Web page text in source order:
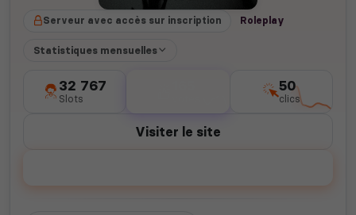
Serveur avec accès sur inscription Roleplay
Statistiques mensuelles
32 767
Slots
50
clics
Visiter le site